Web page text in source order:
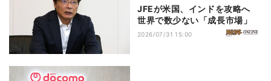
JFEが米国、インドを攻略へ
世界で数少ない「成長市場」
2026/07/31 15:00